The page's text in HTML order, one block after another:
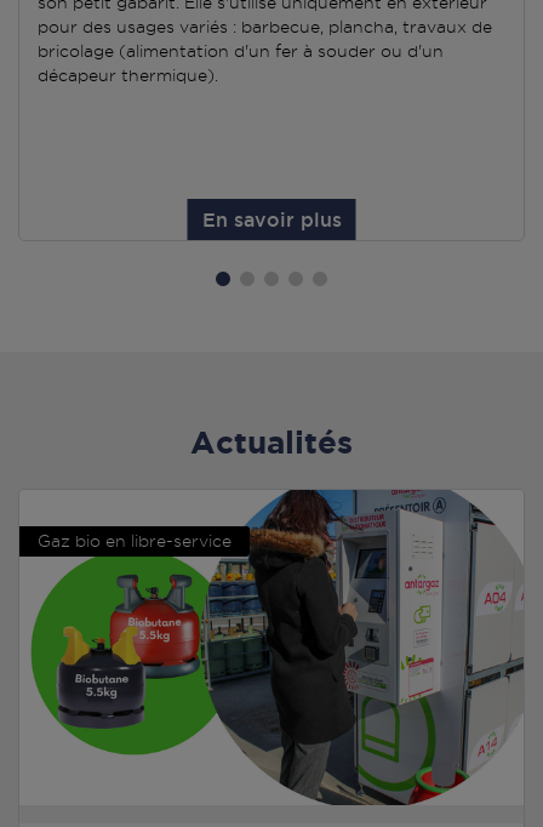
pour des usages variés : barbecue, plancha, travaux de
bricolage (alimentation d'un fer à souder ou d'un
décapeur thermique).
En savoir plus
Actualités
Gaz bio en libre-service